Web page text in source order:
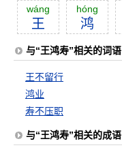
wáng
王
hóng
鸿
与“王鸿寿”相关的词语
王不留行
鸿业
寿不压职
与“王鸿寿”相关的成语